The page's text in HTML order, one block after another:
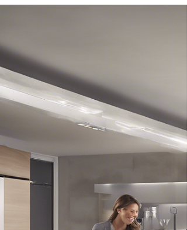
Desconecta, ahorra, repite: consejos
ahorrar energía desconectando
dispositivos electrónicos. Electricidad
prepagada.